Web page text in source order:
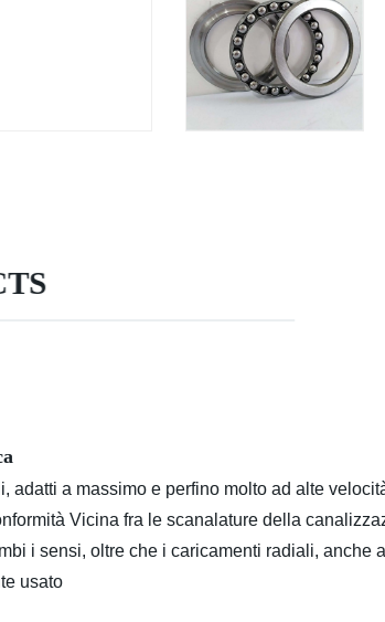
adatti a massimo e perfino molto ad alte
Vicina fra le scanalature della
i sensi, oltre che i caricamenti radiali, anche
usato